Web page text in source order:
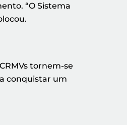
“O Sistema
tornem-se
conquistar um